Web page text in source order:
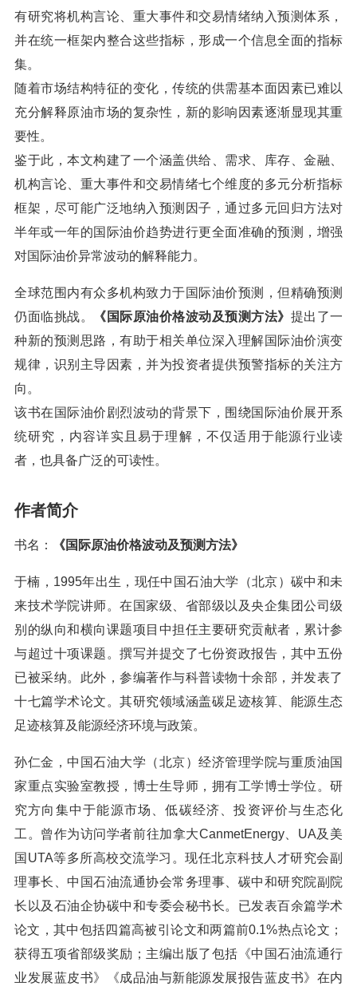
有研究将机构言论、重大事件和交易情绪纳入预测体系，
并在统一框架内整合这些指标，形成一个信息全面的指标
集。
随着市场结构特征的变化，传统的供需基本面因素已难以
充分解释原油市场的复杂性，新的影响因素逐渐显现其重
要性。
鉴于此，本文构建了一个涵盖供给、需求、库存、金融、
机构言论、重大事件和交易情绪七个维度的多元分析指标
框架，尽可能广泛地纳入预测因子，通过多元回归方法对
半年或一年的国际油价趋势进行更全面准确的预测，增强
对国际油价异常波动的解释能力。
全球范围内有众多机构致力于国际油价预测，但精确预测
仍面临挑战。
《国际原油价格波动及预测方法》 提出了一
种新的预测思路，有助于相关单位深入理解国际油价演变
规律，识别主导因素，并为投资者提供预警指标的关注方
向。
该书在国际油价剧烈波动的背景下，围绕国际油价展开系
统研究，内容详实且易于理解，不仅适用于能源行业读
者，也具备广泛的可读性。
作者简介
书名： 《国际原油价格波动及预测方法》
于楠，1995年出生，现任中国石油大学（北京）碳中和未
来技术学院讲师。在国家级、省部级以及央企集团公司级
别的纵向和横向课题项目中担任主要研究贡献者，累计参
与超过十项课题。撰写并提交了七份资政报告，其中五份
已被采纳。此外，参编著作与科普读物十余部，并发表了
十七篇学术论文。其研究领域涵盖碳足迹核算、能源生态
足迹核算及能源经济环境与政策。
孙仁金，中国石油大学（北京）经济管理学院与重质油国
家重点实验室教授，博士生导师，拥有工学博士学位。研
究方向集中于能源市场、低碳经济、投资评价与生态化
工。曾作为访问学者前往加拿大CanmetEnergy、UA及美
国UTA等多所高校交流学习。现任北京科技人才研究会副
理事长、中国石油流通协会常务理事、碳中和研究院副院
长以及石油企协碳中和专委会秘书长。已发表百余篇学术
论文，其中包括四篇高被引论文和两篇前0.1%热点论文；
获得五项省部级奖励；主编出版了包括《中国石油流通行
业发展蓝皮书》《成品油与新能源发展报告蓝皮书》在内